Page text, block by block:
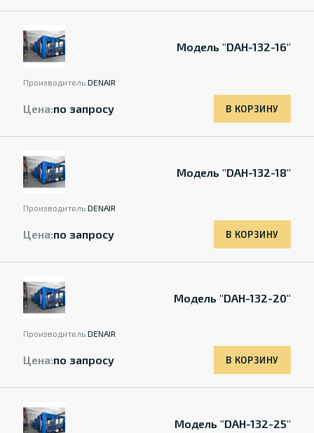
Модель "DAH-132-16"
Производитель:DENAIR
Цена:по запросу В КОРЗИНУ
Модель "DAH-132-18"
Производитель:DENAIR
Цена:по запросу В КОРЗИНУ
Модель "DAH-132-20"
Производитель:DENAIR
Цена:по запросу В КОРЗИНУ
Модель "DAH-132-25"